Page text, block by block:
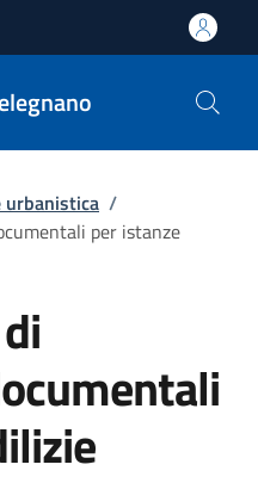
urbanistica /
per istanze